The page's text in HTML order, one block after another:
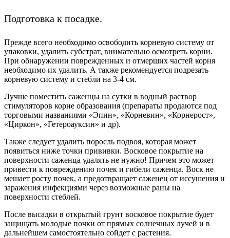
Подготовка к посадке.
Прежде всего необходимо освободить корневую систему от
упаковки, удалить субстрат, внимательно осмотреть корни.
При обнаружении поврежденных и отмерших частей корня
необходимо их удалить. А также рекомендуется подрезать
корневую систему и стебли на 3-4 см.
Лучше поместить саженцы на сутки в водный раствор
стимуляторов корне образования (препараты продаются под
торговыми названиями «Эпин», «Корневин», «Корнерост»,
«Циркон», «Гетероауксин» и др).
Также следует удалить поросль подвоя, которая может
появиться ниже точки прививки. Восковое покрытие на
поверхности саженца удалять не нужно! Причем это может
привести к повреждению почек и гибели саженца. Воск не
мешает росту почек, а предотвращает саженец от иссушения и
заражения инфекциями через возможные раны на
поверхности стеблей.
После высадки в открытый грунт восковое покрытие будет
защищать молодые почки от прямых солнечных лучей и в
дальнейшем самостоятельно сойдет с растения.